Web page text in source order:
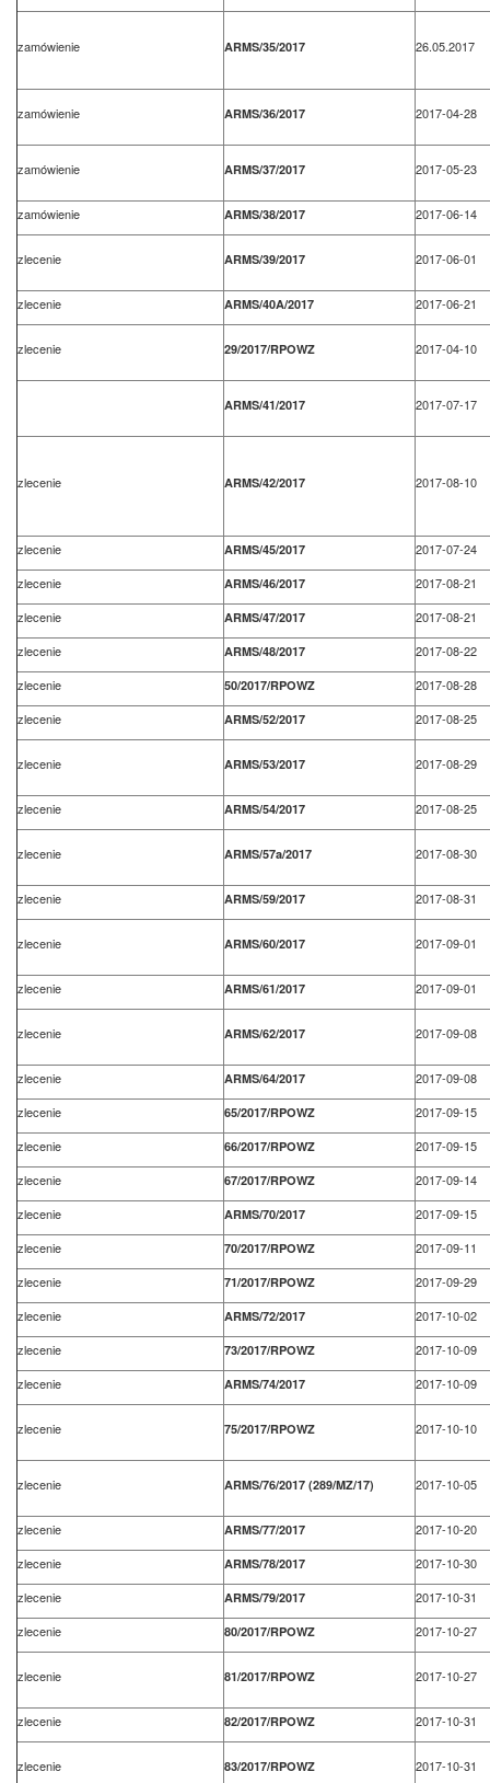
zamówienie ARMS/35/2017 26.05.2017
zamówienie ARMS/36/2017 2017-04-28
zamówienie ARMS/37/2017 2017-05-23
zamówienie ARMS/38/2017 2017-06-14
zlecenie ARMS/39/2017 2017-06-01
zlecenie ARMS/40A/2017 2017-06-21
zlecenie 29/2017/RPOWZ 2017-04-10
ARMS/41/2017 2017-07-17
zlecenie ARMS/42/2017 2017-08-10
zlecenie ARMS/45/2017
2017-07-24
zlecenie
ARMS/46/2017
2017-08-21
zlecenie
ARMS/47/2017
2017-08-21
zlecenie
ARMS/48/2017
2017-08-22
zlecenie
50/2017/RPOWZ
2017-08-28
zlecenie
ARMS/52/2017 2017-08-25
zlecenie ARMS/53/2017 2017-08-29
zlecenie ARMS/54/2017 2017-08-25
zlecenie ARMS/57a/2017 2017-08-30
zlecenie ARMS/59/2017 2017-08-31
zlecenie ARMS/60/2017 2017-09-01
zlecenie ARMS/61/2017 2017-09-01
zlecenie ARMS/62/2017 2017-09-08
zlecenie ARMS/64/2017
2017-09-08
zlecenie
65/2017/RPOWZ
2017-09-15
zlecenie
66/2017/RPOWZ
2017-09-15
zlecenie
67/2017/RPOWZ
2017-09-14
zlecenie
ARMS/70/2017
2017-09-15
zlecenie
70/2017/RPOWZ
2017-09-11
zlecenie
71/2017/RPOWZ
2017-09-29
zlecenie
ARMS/72/2017
2017-10-02
zlecenie
73/2017/RPOWZ
2017-10-09
zlecenie
ARMS/74/2017 2017-10-09
zlecenie 75/2017/RPOWZ 2017-10-10
zlecenie ARMS/76/2017 (289/MZ/17) 2017-10-05
zlecenie ARMS/77/2017
2017-10-20
zlecenie
ARMS/78/2017
2017-10-30
zlecenie
ARMS/79/2017
2017-10-31
zlecenie
80/2017/RPOWZ 2017-10-27
zlecenie 81/2017/RPOWZ 2017-10-27
zlecenie 82/2017/RPOWZ 2017-10-31
zlecenie 83/2017/RPOWZ 2017-10-31